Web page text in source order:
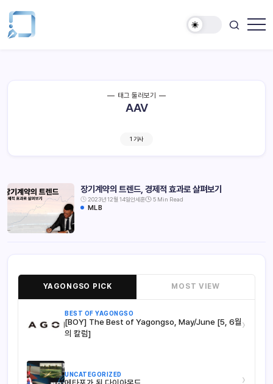
태그 둘러보기
AAV
1 기사
장기계약의 트렌드, 경제적 효과로 살펴보기
2023년 12월 14일안세훈 5 Min Read
MLB
YAGONGSO PICK MOST VIEW
BEST OF YAGONGSO
[BOY] The Best of Yagongso, May/June [5, 6월
의 칼럼]
›
UNCATEGORIZED ›